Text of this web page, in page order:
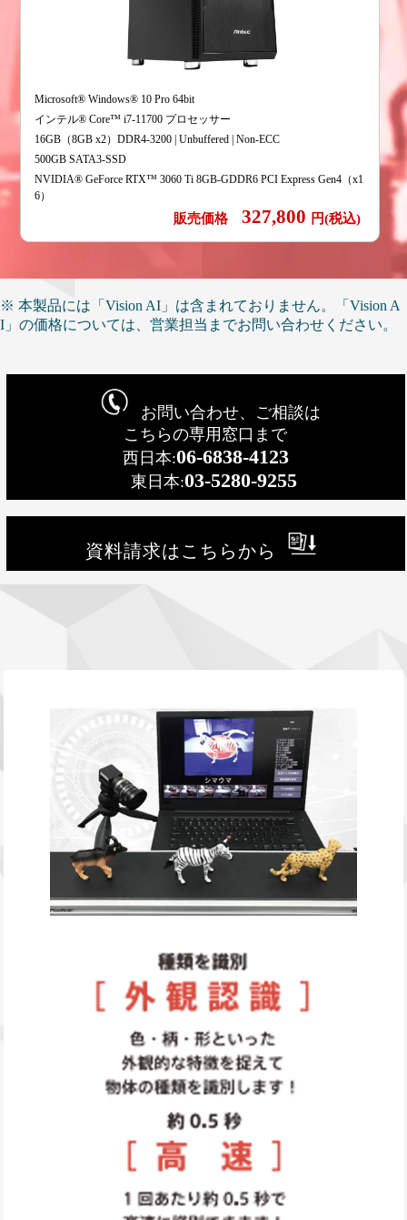
Microsoft® Windows® 10 Pro 64bit
インテル® Core™ i7-11700 プロセッサー
16GB（8GB x2）DDR4-3200 | Unbuffered | Non-ECC
500GB SATA3-SSD
NVIDIA® GeForce RTX™ 3060 Ti 8GB-GDDR6 PCI Express Gen4（x1
6）
販売価格 327,800 円(税込)
※ 本製品には「Vision AI」は含まれておりません。「Vision A
I」の価格については、営業担当までお問い合わせください。
お問い合わせ、ご相談は
こちらの専用窓口まで
西日本:06-6838-4123
東日本:03-5280-9255
資料請求はこちらから